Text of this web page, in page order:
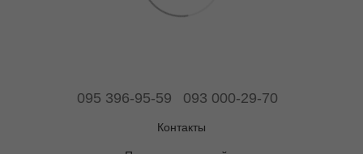
095 396-95-59 093 000-29-70
Контакты